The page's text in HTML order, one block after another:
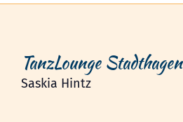
TanzLounge Stadthagen
Saskia Hintz